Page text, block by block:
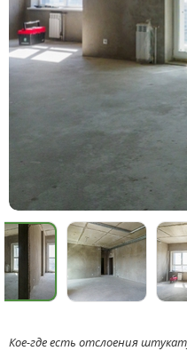
Кое-где есть отслоения